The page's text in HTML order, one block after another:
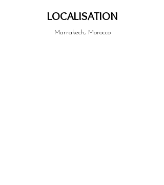
LOCALISATION
Marrakech, Morocco